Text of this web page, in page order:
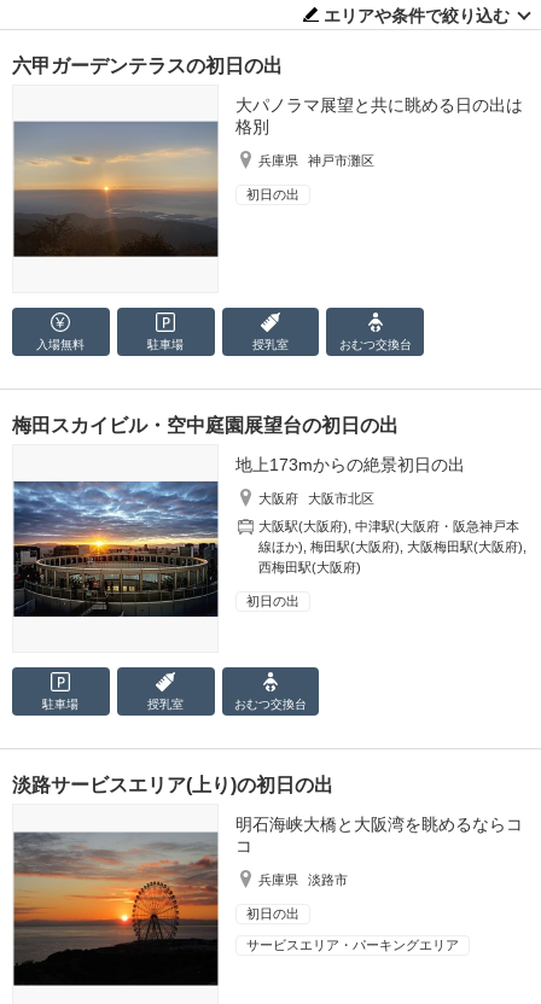
エリアや条件で絞り込む
六甲ガーデンテラスの初日の出
大パノラマ展望と共に眺める日の出は
格別
兵庫県 神戸市灘区
初日の出
入場無料 駐車場 授乳室 おむつ交換台
梅田スカイビル・空中庭園展望台の初日の出
地上173mからの絶景初日の出
大阪府
大阪市北区
大阪駅(大阪府) ,中津駅(大阪府・阪急神戸本
線ほか) ,梅田駅(大阪府) ,大阪梅田駅(大阪府)
西梅田駅(大阪府)
初日の出
駐車場 授乳室 おむつ交換台
淡路サービスエリア(上り)の初日の出
明石海峡大橋と大阪湾を眺めるならコ
コ
兵庫県 淡路市
初日の出
サービスエリア・パーキングエリア